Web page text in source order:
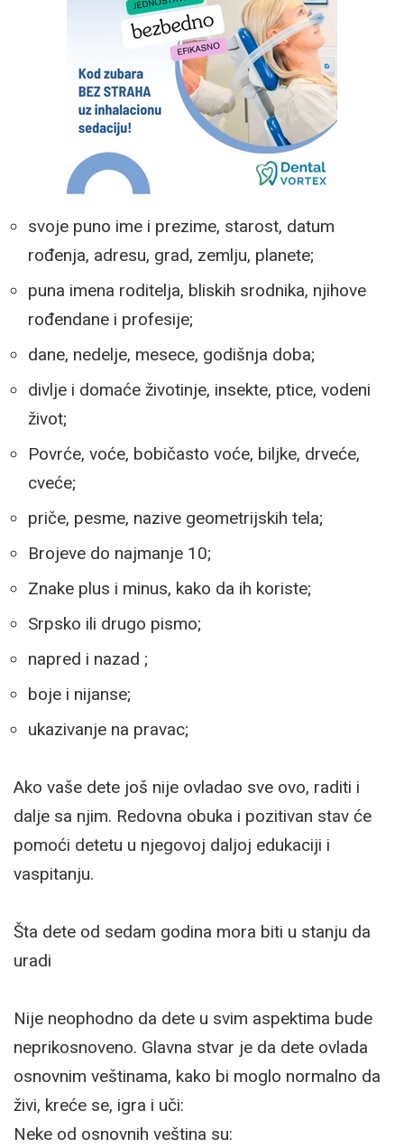
svoje puno ime i prezime, starost, datum
rođenja, adresu, grad, zemlju, planete;
puna imena roditelja, bliskih srodnika, njihove
rođendane i profesije;
dane, nedelje, mesece, godišnja doba;
divlje i domaće životinje, insekte, ptice, vodeni
život;
Povrće, voće, bobičasto voće, biljke, drveće,
cveće;
priče, pesme, nazive geometrijskih tela;
Brojeve do najmanje 10;
Znake plus i minus, kako da ih koriste;
Srpsko ili drugo pismo;
napred i nazad ;
boje i nijanse;
ukazivanje na pravac;
Ako vaše dete još nije ovladao sve ovo, raditi i
dalje sa njim. Redovna obuka i pozitivan stav će
pomoći detetu u njegovoj daljoj edukaciji i
vaspitanju.
Šta dete od sedam godina mora biti u stanju da
uradi
Nije neophodno da dete u svim aspektima bude
neprikosnoveno. Glavna stvar je da dete ovlada
osnovnim veštinama, kako bi moglo normalno da
živi, kreće se, igra i uči:
Neke od osnovnih veština su: